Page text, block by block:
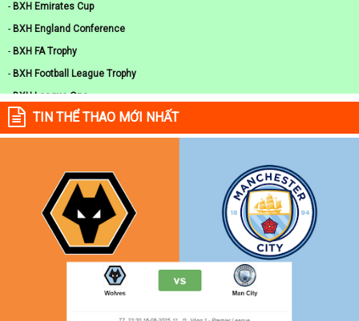
- BXH Emirates Cup
- BXH England Conference
- BXH FA Trophy
- BXH Football League Trophy
-BXH League One
-BXH Nữ Anh
-BXH Siêu Cúp Anh
BXH League Two
BXH Cúp Liên Đoàn U21 Anh
BXH U23 Anh
BXH Additional troubleshooting information here.
BXH Additional troubleshooting information
TIN THỂ THAO MỚI NHẤT